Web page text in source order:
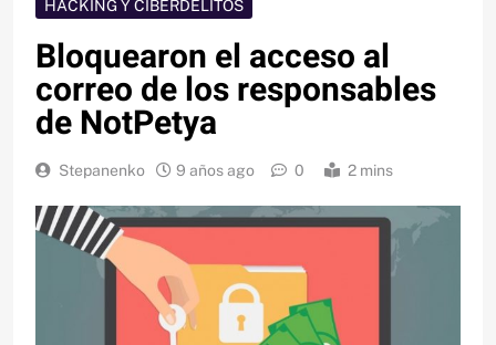
HACKING Y CIBERDELITOS
Bloquearon el acceso al
correo de los responsables
de NotPetya
Stepanenko 9 años ago 0 2 mins